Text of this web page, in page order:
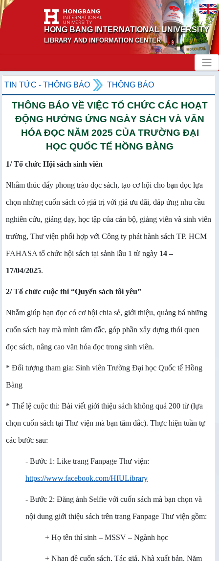
HONG BANG INTERNATIONAL UNIVERSITY
LIBRARY AND INFORMATION CENTER
TIN TỨC - THÔNG BÁO THÔNG BÁO
THÔNG BÁO VỀ VIỆC TỔ CHỨC CÁC HOẠT
ĐỘNG HƯỞNG ỨNG NGÀY SÁCH VÀ VĂN
HÓA ĐỌC NĂM 2025 CỦA TRƯỜNG ĐẠI
HỌC QUỐC TẾ HỒNG BÀNG
1/ Tổ chức Hội sách sinh viên
Nhằm thúc đẩy phong trào đọc sách, tạo cơ hội cho bạn đọc lựa
chọn những cuốn sách có giá trị với giá ưu đãi, đáp ứng nhu cầu
nghiên cứu, giảng dạy, học tập của cán bộ, giảng viên và sinh viên
trường, Thư viện phối hợp với Công ty phát hành sách TP. HCM
FAHASA tổ chức hội sách tại sảnh lầu 1 từ ngày 14 –
17/04/2025.
2/ Tổ chức cuộc thi “Quyển sách tôi yêu”
Nhằm giúp bạn đọc có cơ hội chia sẻ, giới thiệu, quảng bá những
cuốn sách hay mà mình tâm đắc, góp phần xây dựng thói quen
đọc sách, nâng cao văn hóa đọc trong sinh viên.
* Đối tượng tham gia: Sinh viên Trường Đại học Quốc tế Hồng
Bàng
* Thể lệ cuộc thi: Bài viết giới thiệu sách không quá 200 từ (lựa
chọn cuốn sách tại Thư viện mà bạn tâm đắc). Thực hiện tuần tự
các bước sau:
- Bước 1: Like trang Fanpage Thư viện:
https://www.facebook.com/HIULibrary
- Bước 2: Đăng ảnh Selfie với cuốn sách mà bạn chọn và
nội dung giới thiệu sách trên trang Fanpage Thư viện gồm:
+ Họ tên thí sinh – MSSV – Ngành học
+ Nhan đề cuốn sách, Tác giả, Nhà xuất bản, Năm